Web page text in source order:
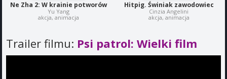
Ne Zha 2: W krainie potworów
Yu Yang
akcja, animacja
Hitpig. Świniak zawodowiec
Cinzia Angelini
akcja, animacja
Trailer filmu: Psi patrol: Wielki film